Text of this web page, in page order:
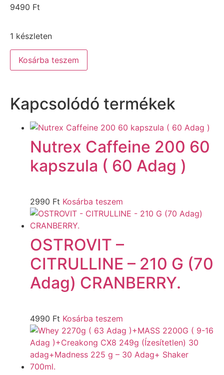
9490 Ft
1 készleten
Kosárba teszem
Kapcsolódó termékek
Nutrex Caffeine 200 60
kapszula ( 60 Adag )
2990 Ft Kosárba teszem
OSTROVIT –
CITRULLINE – 210 G (70
Adag) CRANBERRY.
4990 Ft Kosárba teszem